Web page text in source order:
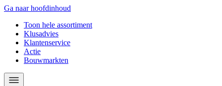
Ga naar hoofdinhoud
Toon hele assortiment
Klusadvies
Klantenservice
Actie
Bouwmarkten